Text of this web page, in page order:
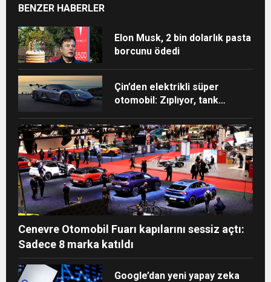
BENZER HABERLER
Elon Musk, 2 bin dolarlık pasta
borcunu ödedi
Çin’den elektrikli süper
otomobil: Zıplıyor, tank
gidebiliyor
Cenevre Otomobil Fuarı kapılarını sessiz açtı:
Sadece 8 marka katıldı
Google’dan yeni yapay zeka